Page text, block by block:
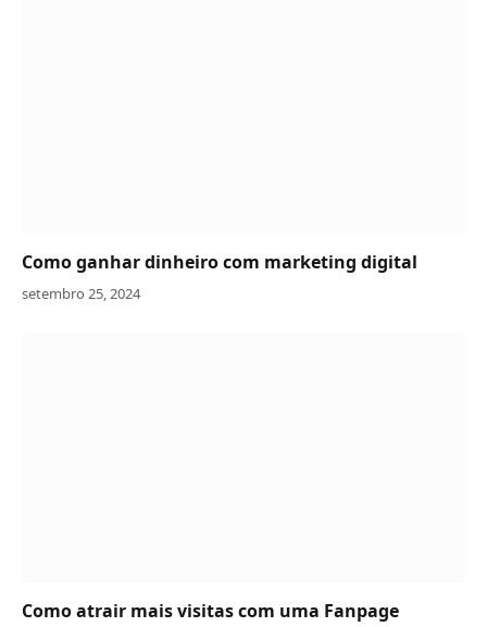
Como ganhar dinheiro com marketing digital
setembro 25, 2024
Como atrair mais visitas com uma Fanpage